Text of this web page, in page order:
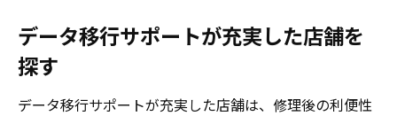
データ移行サポートが充実した店舗を
探す
データ移行サポートが充実した店舗は、修理後の利便性